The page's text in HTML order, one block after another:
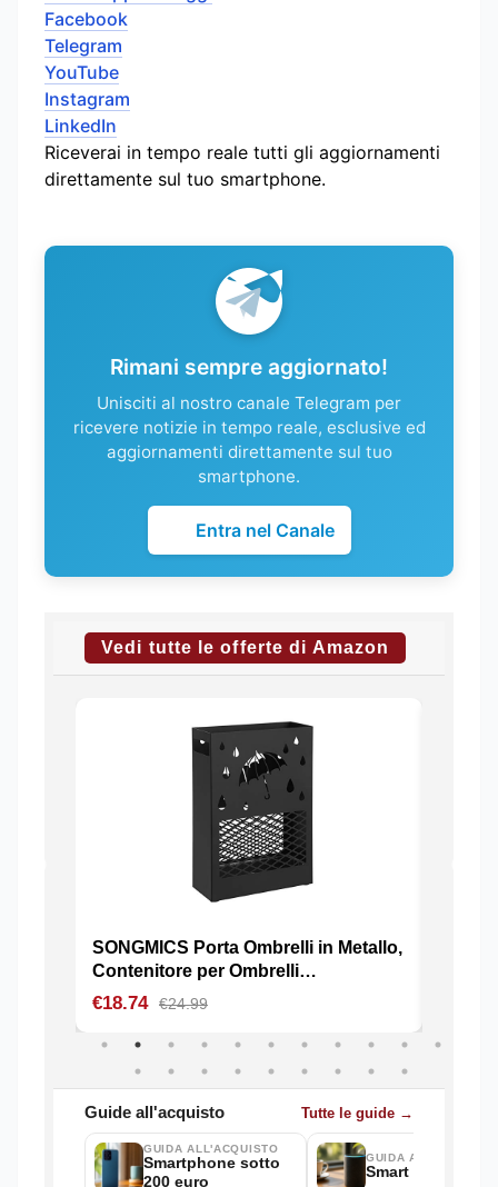
Facebook
Telegram
YouTube
Instagram
LinkedIn
Riceverai in tempo reale tutti gli aggiornamenti
direttamente sul tuo smartphone.
Rimani sempre aggiornato!
Unisciti al nostro canale Telegram per
ricevere notizie in tempo reale, esclusive ed
aggiornamenti direttamente sul tuo
smartphone.
Entra nel Canale